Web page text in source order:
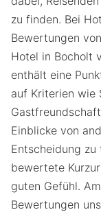
zu finden. Bei
Bewertungen
Hotel in Bocholt
enthält eine
auf Kriterien wie
Einblicke von
Entscheidung
bewertete
guten Gefühl.
Bewertungen